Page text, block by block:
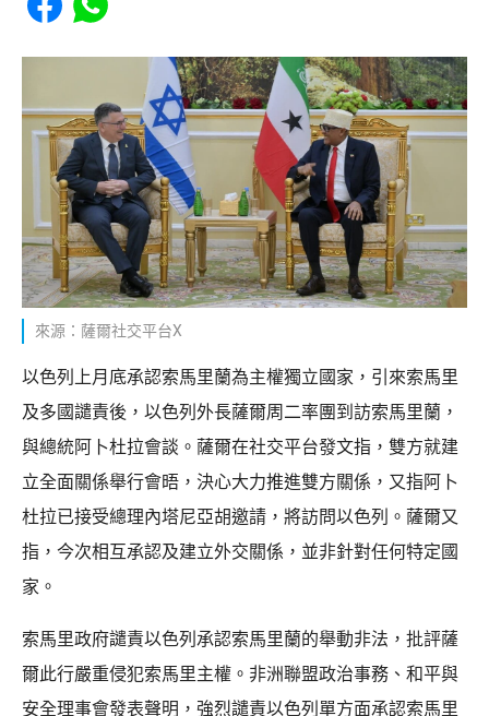
來源：薩爾社交平台X
以色列上月底承認索馬里蘭為主權獨立國家，引來索馬里
及多國譴責後，以色列外長薩爾周二率團到訪索馬里蘭，
與總統阿卜杜拉會談。薩爾在社交平台發文指，雙方就建
立全面關係舉行會晤，決心大力推進雙方關係，又指阿卜
杜拉已接受總理內塔尼亞胡邀請，將訪問以色列。薩爾又
指，今次相互承認及建立外交關係，並非針對任何特定國
家。
索馬里政府譴責以色列承認索馬里蘭的舉動非法，批評薩
爾此行嚴重侵犯索馬里主權。非洲聯盟政治事務、和平與
安全理事會發表聲明，強烈譴責以色列單方面承認索馬里